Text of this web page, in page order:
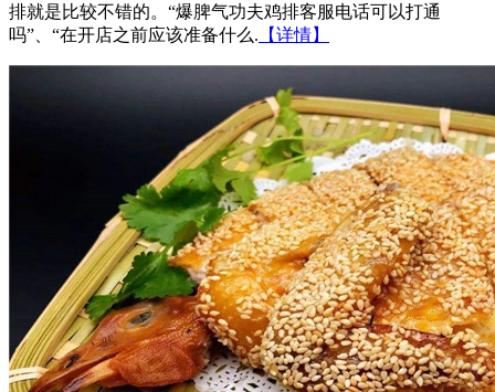
排就是比较不错的。“爆脾气功夫鸡排客服电话可以打通
吗”、“在开店之前应该准备什么. 【详情】